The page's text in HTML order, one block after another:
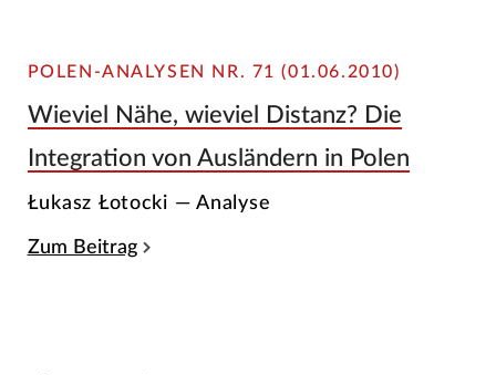
POLEN-ANALYSEN NR. 71 (01.06.2010)
Wieviel Nähe, wieviel Distanz? Die
Integration von Ausländern in Polen
Łukasz Łotocki — Analyse
Zum Beitrag